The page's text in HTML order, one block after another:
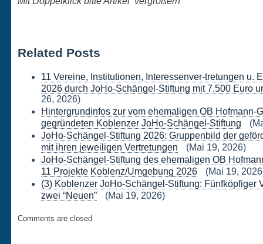
Related Posts
11 Vereine, Institutionen, Interessenver-tretungen u.
2026 durch JoHo-Schängel-Stiftung mit 7.500 Euro
26, 2026)
Hintergrundinfos zur vom ehemaligen OB Hofmann-
gegründeten Koblenzer JoHo-Schängel-Stiftung
JoHo-Schängel-Stiftung 2026: Gruppenbild der
mit ihren jeweiligen Vertretungen
(Mai 19, 2026)
JoHo-Schängel-Stiftung des ehemaligen OB
11 Projekte Koblenz/Umgebung 2026
(Mai 19,
(3) Koblenzer JoHo-Schängel-Stiftung: Fünfköpfiger
zwei “Neuen”
(Mai 19, 2026)
Comments are closed